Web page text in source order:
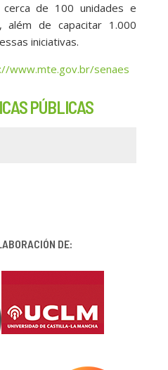
cerca de 100 unidades e
além de capacitar 1.000
iniciativas.
www.mte.gov.br/senaes
PÚBLICAS
DE: